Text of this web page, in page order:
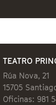
TEATRO
Rúa Nova, 21
15705
Oficinas: 981